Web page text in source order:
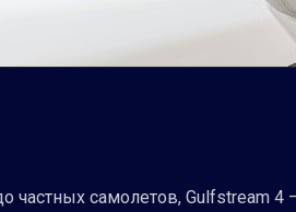
частных самолетов, Gulfstream